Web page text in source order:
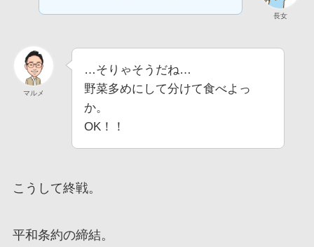
長女
マルメ
…そりゃそうだね…
野菜多めにして分けて食べよっ
か。
OK！！
こうして終戦。
平和条約の締結。